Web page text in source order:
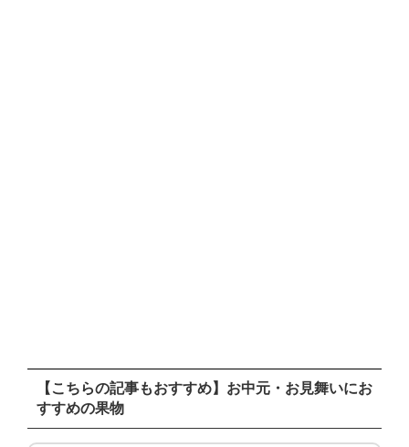
【こちらの記事もおすすめ】お中元・お見舞いにお
すすめの果物